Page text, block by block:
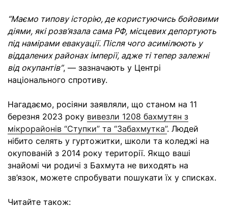
“Маємо типову історію, де користуючись бойовими
діями, які розв’язала сама РФ, місцевих депортують
під намірами евакуації. Після чого асимілюють у
віддалених районах імперії, адже ті тепер залежні
від окупантів”, — зазначають у Центрі
національного спротиву.
Нагадаємо, росіяни заявляли, що станом на 11
березня 2023 року вивезли 1208 бахмутян з
мікрорайонів “Ступки” та “Забахмутка”. Людей
нібито селять у гуртожитки, школи та коледжі на
окупованій з 2014 року території. Якщо ваші
знайомі чи родичі з Бахмута не виходять на
зв’язок, можете спробувати пошукати їх у списках.
Читайте також: